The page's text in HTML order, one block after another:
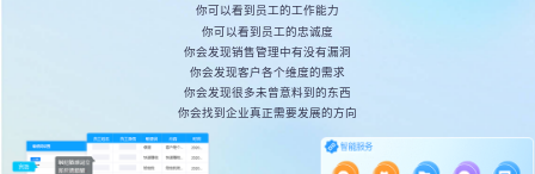
你可以看到员工的工作能力
你可以看到员工的忠诚度
你会发现销售管理中有没有漏洞
你会发现客户各个维度的需求
你会发现很多未曾意料到的东西
你会找到企业真正需要发展的方向